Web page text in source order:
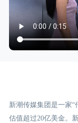
新潮传媒集团是一家“
估值超过20亿美金。